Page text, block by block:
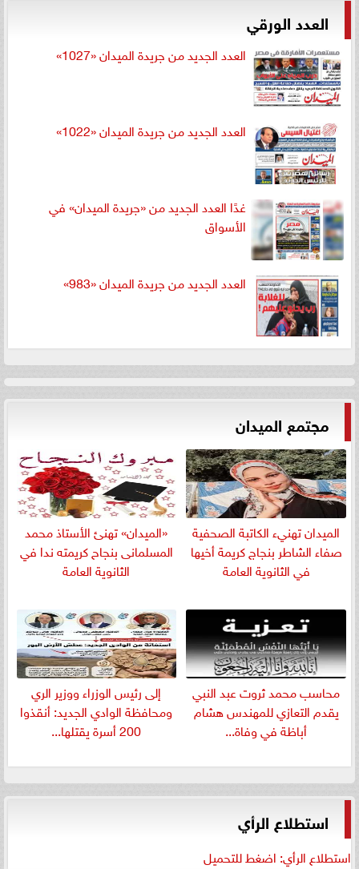
العدد الورقي
العدد الجديد من جريدة الميدان «1027»
العدد الجديد من جريدة الميدان «1022»
غدًا العدد الجديد من «جريدة الميدان» في
الأسواق
العدد الجديد من جريدة الميدان «983»
مجتمع الميدان
الميدان تهنيء الكاتبة الصحفية
صفاء الشاطر بنجاج كريمة أخيها
في الثانوية العامة
«الميدان» تهنئ الأستاذ محمد
المسلمانى بنجاح كريمته ندا في
الثانوية العامة
​محاسب محمد ثروت عبد النبي
يقدم التعازي للمهندس هشام
أباظة في وفاة...
إلى رئيس الوزراء ووزير الري
ومحافظة الوادي الجديد: أنقذوا
200 أسرة يقتلها...
استطلاع الرأي
استطلاع الرأي: اضغط للتحميل